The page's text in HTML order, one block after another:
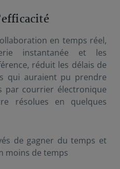
en temps réel,
instantanée et les
réduit les délais de
qui auraient pu prendre
par courrier électronique
résolues en quelques
de gagner du temps et
moins de temps